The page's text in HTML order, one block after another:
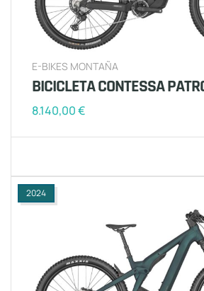
E-BIKES MONTAÑA
BICICLETA CONTESSA
8.140,00€
2024